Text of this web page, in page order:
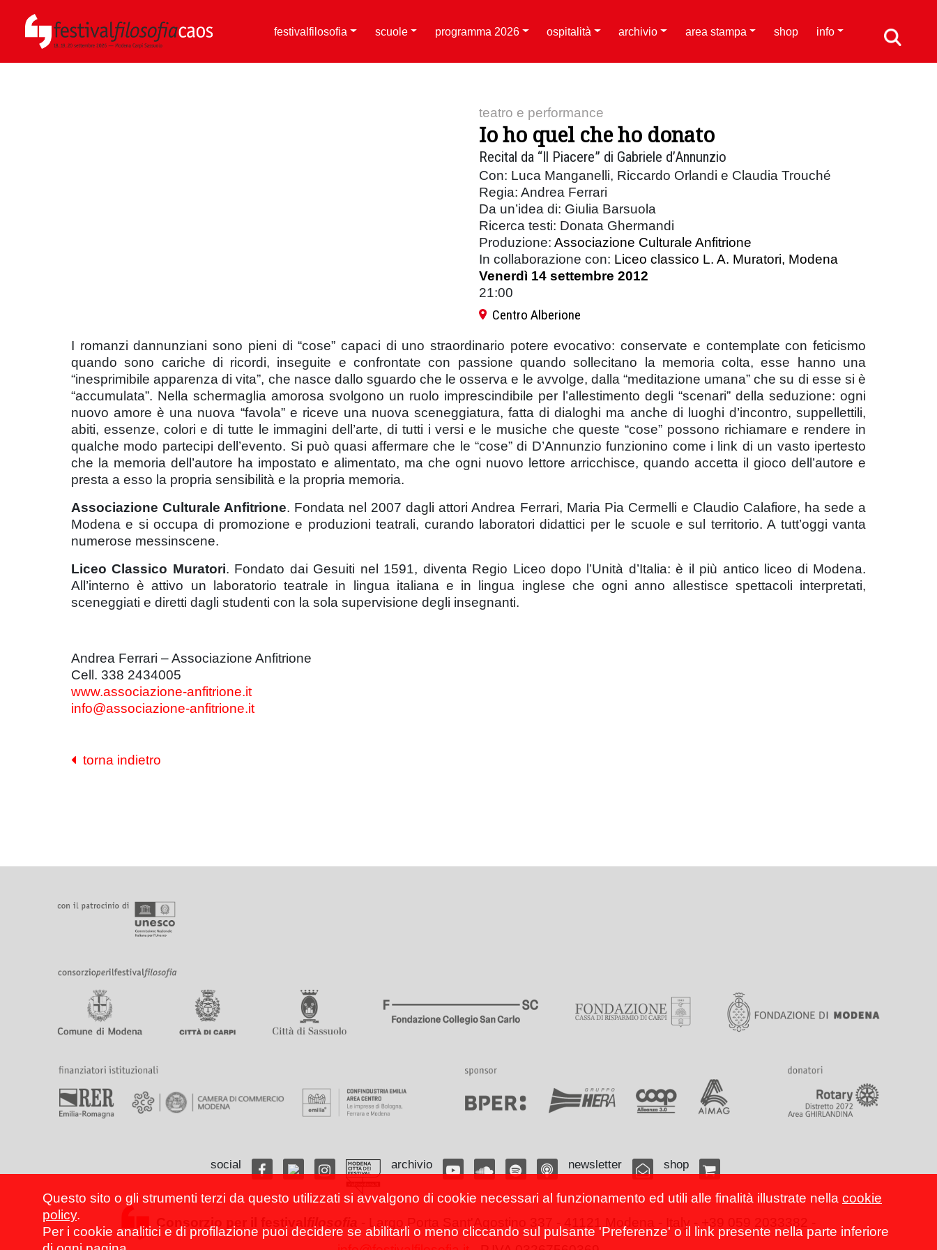
festivalfilosofia scuole programma 2026 ospitalità archivio area stampa shop info
teatro e performance
Io ho quel che ho donato
Recital da “Il Piacere” di Gabriele d’Annunzio
Con: Luca Manganelli, Riccardo Orlandi e Claudia Trouché
Regia: Andrea Ferrari
Da un’idea di: Giulia Barsuola
Ricerca testi: Donata Ghermandi
Produzione: Associazione Culturale Anfitrione
In collaborazione con: Liceo classico L. A. Muratori, Modena
Venerdì 14 settembre 2012
21:00
Centro Alberione
I romanzi dannunziani sono pieni di “cose” capaci di uno straordinario potere evocativo: conservate e contemplate con feticismo
quando sono cariche di ricordi, inseguite e confrontate con passione quando sollecitano la memoria colta, esse hanno una
“inesprimibile apparenza di vita”, che nasce dallo sguardo che le osserva e le avvolge, dalla “meditazione umana” che su di esse si è
“accumulata”. Nella schermaglia amorosa svolgono un ruolo imprescindibile per l’allestimento degli “scenari” della seduzione: ogni
nuovo amore è una nuova “favola” e riceve una nuova sceneggiatura, fatta di dialoghi ma anche di luoghi d’incontro, suppellettili,
abiti, essenze, colori e di tutte le immagini dell’arte, di tutti i versi e le musiche che queste “cose” possono richiamare e rendere in
qualche modo partecipi dell’evento. Si può quasi affermare che le “cose” di D’Annunzio funzionino come i link di un vasto ipertesto
che la memoria dell’autore ha impostato e alimentato, ma che ogni nuovo lettore arricchisce, quando accetta il gioco dell’autore e
presta a esso la propria sensibilità e la propria memoria.
Associazione Culturale Anfitrione. Fondata nel 2007 dagli attori Andrea Ferrari, Maria Pia Cermelli e Claudio Calafiore, ha sede a
Modena e si occupa di promozione e produzioni teatrali, curando laboratori didattici per le scuole e sul territorio. A tutt’oggi vanta
numerose messinscene.
Liceo Classico Muratori. Fondato dai Gesuiti nel 1591, diventa Regio Liceo dopo l’Unità d’Italia: è il più antico liceo di Modena.
All’interno è attivo un laboratorio teatrale in lingua italiana e in lingua inglese che ogni anno allestisce spettacoli interpretati,
sceneggiati e diretti dagli studenti con la sola supervisione degli insegnanti.
Andrea Ferrari – Associazione Anfitrione
Cell. 338 2434005
www.associazione-anfitrione.it
info@associazione-anfitrione.it
torna indietro
social archivio newsletter shop
Questo sito o gli strumenti terzi da questo utilizzati si avvalgono di cookie necessari al funzionamento ed utili alle finalità illustrate nella cookie
policy.
Per i cookie analitici e di profilazione puoi decidere se abilitarli o meno cliccando sul pulsante 'Preferenze' o il link presente nella parte inferiore